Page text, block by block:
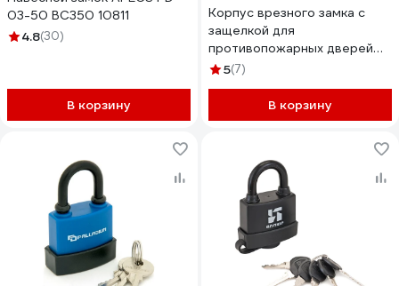
03-50 ВС350 10811
4.8(30)
В корзину
Корпус врезного замка с
защелкой для
противопожарных дверей
Fuaro FL-0434 28747
5(7)
В корзину